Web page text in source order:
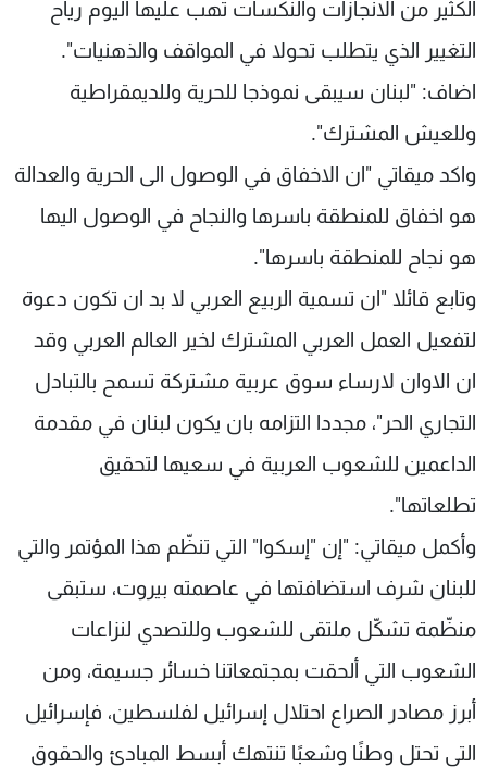
الكثير من الانجازات والنكسات تهب عليها اليوم رياح
التغيير الذي يتطلب تحولا في المواقف والذهنيات".
اضاف: "لبنان سيبقى نموذجا للحرية وللديمقراطية
وللعيش المشترك".
واكد ميقاتي "ان الاخفاق في الوصول الى الحرية والعدالة
هو اخفاق للمنطقة باسرها والنجاح في الوصول اليها
هو نجاح للمنطقة باسرها".
وتابع قائلا "ان تسمية الربيع العربي لا بد ان تكون دعوة
لتفعيل العمل العربي المشترك لخير العالم العربي وقد
ان الاوان لارساء سوق عربية مشتركة تسمح بالتبادل
التجاري الحر"، مجددا التزامه بان يكون لبنان في مقدمة
الداعمين للشعوب العربية في سعيها لتحقيق
تطلعاتها".
وأكمل ميقاتي: "إن "إسكوا" التي تنظّم هذا المؤتمر والتي
للبنان شرف استضافتها في عاصمته بيروت، ستبقى
منظّمة تشكّل ملتقى للشعوب وللتصدي لنزاعات
الشعوب التي ألحقت بمجتمعاتنا خسائر جسيمة، ومن
أبرز مصادر الصراع احتلال إسرائيل لفلسطين، فإسرائيل
التي تحتل وطنًا وشعبًا تنتهك أبسط المبادئ والحقوق